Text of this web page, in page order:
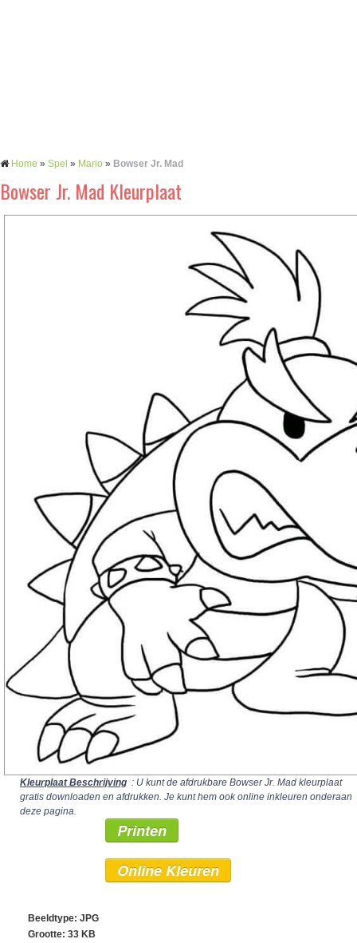
Home » Spel » Mario » Bowser Jr. Mad
Bowser Jr. Mad Kleurplaat
Kleurplaat Beschrijving : U kunt de afdrukbare Bowser Jr. Mad kleurplaat
gratis downloaden en afdrukken. Je kunt hem ook online inkleuren onderaan
deze pagina.
Printen
Online Kleuren
Beeldtype: JPG
Grootte: 33 KB